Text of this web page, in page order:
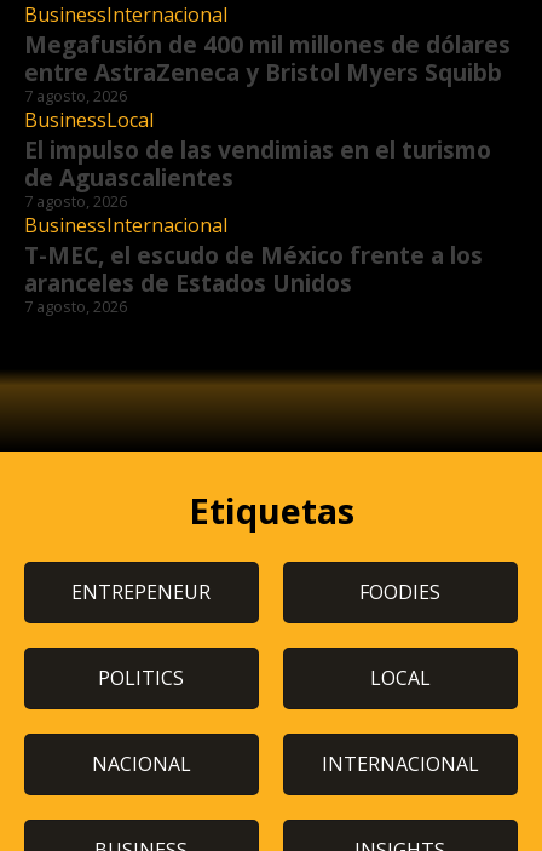
BusinessInternacional
Megafusión de 400 mil millones de dólares
entre AstraZeneca y Bristol Myers Squibb
7 agosto, 2026
BusinessLocal
El impulso de las vendimias en el turismo
de Aguascalientes
7 agosto, 2026
BusinessInternacional
T-MEC, el escudo de México frente a los
aranceles de Estados Unidos
7 agosto, 2026
Etiquetas
ENTREPENEUR FOODIES
POLITICS LOCAL
NACIONAL INTERNACIONAL